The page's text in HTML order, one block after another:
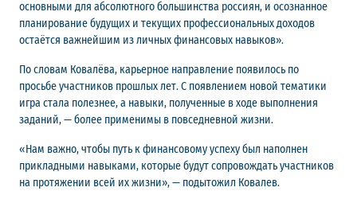
основными для абсолютного большинства россиян, и осознанное
планирование будущих и текущих профессиональных доходов
остаётся важнейшим из личных финансовых навыков».
По словам Ковалёва, карьерное направление появилось по
просьбе участников прошлых лет. С появлением новой тематики
игра стала полезнее, а навыки, полученные в ходе выполнения
заданий, — более применимы в повседневной жизни.
«Нам важно, чтобы путь к финансовому успеху был наполнен
прикладными навыками, которые будут сопровождать участников
на протяжении всей их жизни», — подытожил Ковалев.